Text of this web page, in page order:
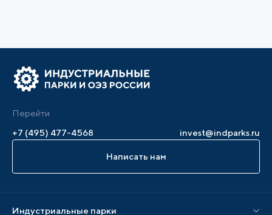
Перейти
+7 (495) 477-4568
invest@indparks.ru
Написать нам
Индустриальные парки